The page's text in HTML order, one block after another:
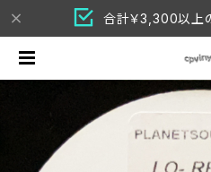
合計￥3,300以上の